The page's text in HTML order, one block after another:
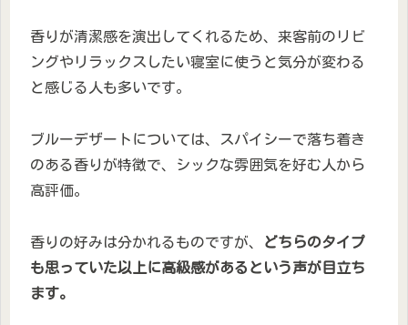
香りが清潔感を演出してくれるため、来客前のリビ
ングやリラックスしたい寝室に使うと気分が変わる
と感じる人も多いです。
ブルーデザートについては、スパイシーで落ち着き
のある香りが特徴で、シックな雰囲気を好む人から
高評価。
香りの好みは分かれるものですが、
どちらのタイプ
も思っていた以上に高級感があるという声が目立ち
ます。